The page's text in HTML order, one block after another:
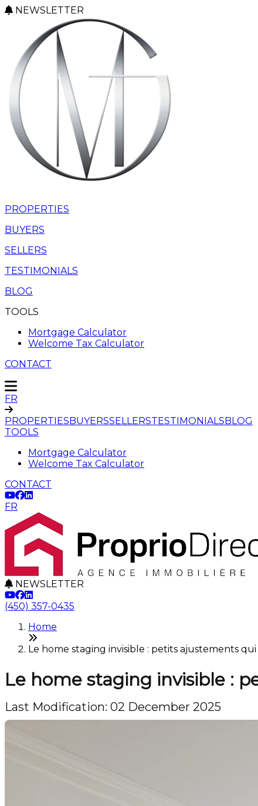
NEWSLETTER
PROPERTIES
BUYERS
SELLERS
TESTIMONIALS
BLOG
TOOLS
Mortgage Calculator
Welcome Tax Calculator
CONTACT
FR
PROPERTIESBUYERSSELLERSTESTIMONIALSBLOG
TOOLS
Mortgage Calculator
Welcome Tax Calculator
CONTACT
FR
NEWSLETTER
(450) 357-0435
Home
Le home staging invisible : petits ajustements
Le home staging invisible :
Last Modification: 02 December 2025